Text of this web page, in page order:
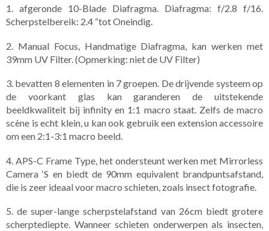
1. afgeronde 10-Blade Diafragma. Diafragma: f/2.8 f/16.
Scherpstelbereik: 2.4 “tot Oneindig.
2. Manual Focus, Handmatige Diafragma, kan werken met
39mm UV Filter. (Opmerking: niet de UV Filter)
3. bevatten 8 elementen in 7 groepen. De drijvende systeem op
de voorkant glas kan garanderen de uitstekende
beeldkwaliteit bij infinity en 1:1 macro staat. Zelfs de macro
scène is echt klein, u kan ook gebruik een extension accessoire
om een 2:1-3:1 macro beeld.
4. APS-C Frame Type, het ondersteunt werken met Mirrorless
Camera ‘S en biedt de 90mm equivalent brandpuntsafstand,
die is zeer ideaal voor macro schieten, zoals insect fotografie.
5. de super-lange scherpstelafstand van 26cm biedt grotere
scherptediepte. Wanneer schieten onderwerpen als insecten,